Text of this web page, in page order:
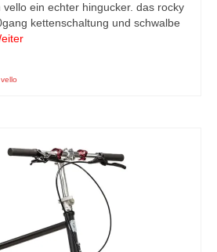
ein echter hingucker. das rocky
kettenschaltung und schwalbe
vello